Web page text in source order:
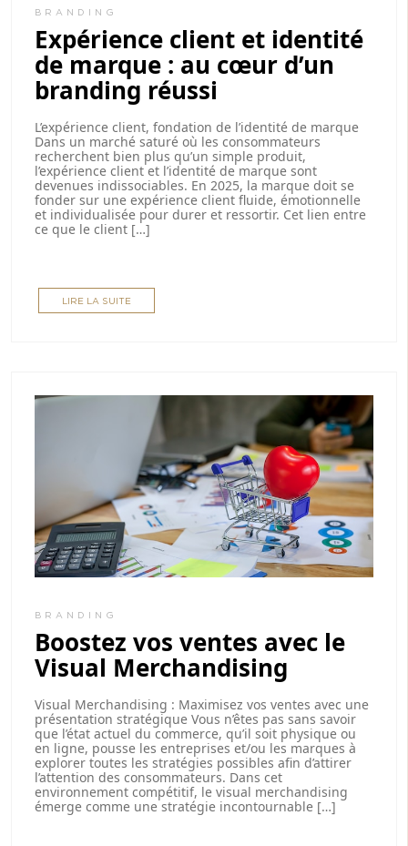
BRANDING
Expérience client et identité
de marque : au cœur d’un
branding réussi
L’expérience client, fondation de l’identité de marque
Dans un marché saturé où les consommateurs
recherchent bien plus qu’un simple produit,
l’expérience client et l’identité de marque sont
devenues indissociables. En 2025, la marque doit se
fonder sur une expérience client fluide, émotionnelle
et individualisée pour durer et ressortir. Cet lien entre
ce que le client […]
LIRE LA SUITE
BRANDING
Boostez vos ventes avec le
Visual Merchandising
Visual Merchandising : Maximisez vos ventes avec une
présentation stratégique Vous n’êtes pas sans savoir
que l’état actuel du commerce, qu’il soit physique ou
en ligne, pousse les entreprises et/ou les marques à
explorer toutes les stratégies possibles afin d’attirer
l’attention des consommateurs. Dans cet
environnement compétitif, le visual merchandising
émerge comme une stratégie incontournable […]